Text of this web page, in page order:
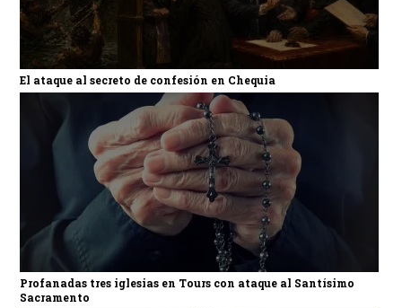
El ataque al secreto de confesión en Chequia
Profanadas tres iglesias en Tours con ataque al Santísimo
Sacramento